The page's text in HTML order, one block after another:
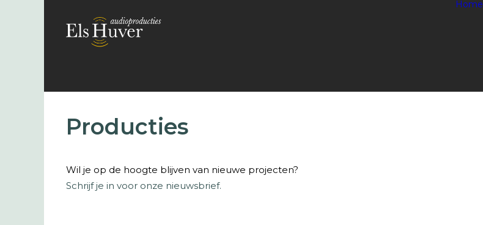
Home
Producties
Wil je op de hoogte blijven van nieuwe projecten?
Schrijf je in voor onze nieuwsbrief.